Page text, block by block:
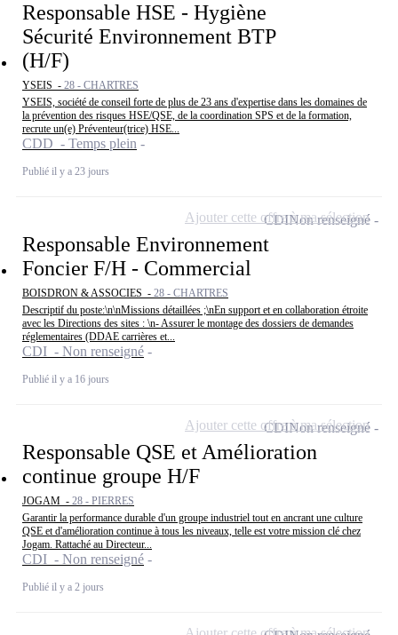
Responsable HSE - Hygiène
Sécurité Environnement BTP
(H/F)
YSEIS - 28 - CHARTRES
YSEIS, société de conseil forte de plus de 23 ans d'expertise dans les domaines de
la prévention des risques HSE/QSE, de la coordination SPS et de la formation,
recrute un(e) Préventeur(trice) HSE...
CDD - Temps plein
Publié il y a 23 jours
Responsable Environnement
Foncier F/H - Commercial
BOISDRON & ASSOCIES - 28 - CHARTRES
Descriptif du poste:\n\nMissions détaillées ;\nEn support et en collaboration étroite
avec les Directions des sites : \n- Assurer le montage des dossiers de demandes
réglementaires (DDAE carrières et...
CDI - Non renseigné
Publié il y a 16 jours
CDINon renseigné
Ajouter cette offre à ma sélection
Responsable QSE et Amélioration
continue groupe H/F
JOGAM - 28 - PIERRES
Garantir la performance durable d'un groupe industriel tout en ancrant une culture
QSE et d'amélioration continue à tous les niveaux, telle est votre mission clé chez
Jogam. Rattaché au Directeur...
CDI - Non renseigné
Publié il y a 2 jours
CDINon renseigné
Ajouter cette offre à ma sélection